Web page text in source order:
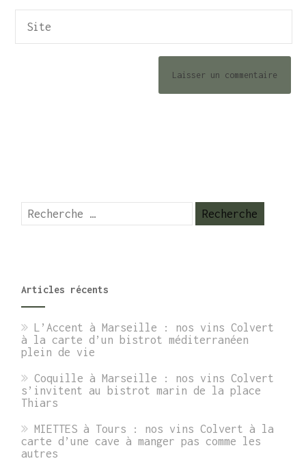
Articles récents
L’Accent à Marseille : nos vins Colvert
à la carte d’un bistrot méditerranéen
plein de vie
Coquille à Marseille : nos vins Colvert
s’invitent au bistrot marin de la place
Thiars
MIETTES à Tours : nos vins Colvert à la
carte d’une cave à manger pas comme les
autres